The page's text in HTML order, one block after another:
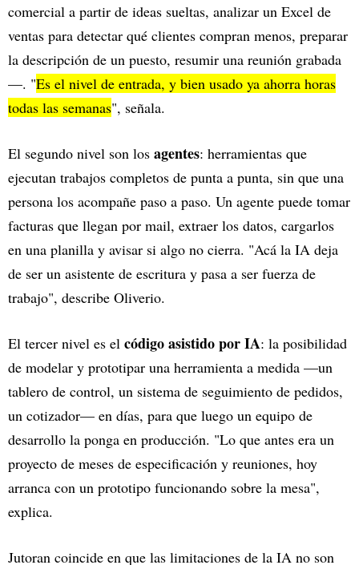
comercial a partir de ideas sueltas, analizar un Excel de
ventas para detectar qué clientes compran menos, preparar
la descripción de un puesto, resumir una reunión grabada
—. "Es el nivel de entrada, y bien usado ya ahorra horas
todas las semanas", señala.
El segundo nivel son los agentes: herramientas que
ejecutan trabajos completos de punta a punta, sin que una
persona los acompañe paso a paso. Un agente puede tomar
facturas que llegan por mail, extraer los datos, cargarlos
en una planilla y avisar si algo no cierra. "Acá la IA deja
de ser un asistente de escritura y pasa a ser fuerza de
trabajo", describe Oliverio.
El tercer nivel es el código asistido por IA: la posibilidad
de modelar y prototipar una herramienta a medida —un
tablero de control, un sistema de seguimiento de pedidos,
un cotizador— en días, para que luego un equipo de
desarrollo la ponga en producción. "Lo que antes era un
proyecto de meses de especificación y reuniones, hoy
arranca con un prototipo funcionando sobre la mesa",
explica.
Jutoran coincide en que las limitaciones de la IA no son